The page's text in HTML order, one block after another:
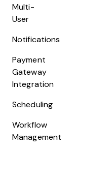
Multi-
User
Notifications
Payment
Gateway
Integration
Scheduling
Workflow
Management